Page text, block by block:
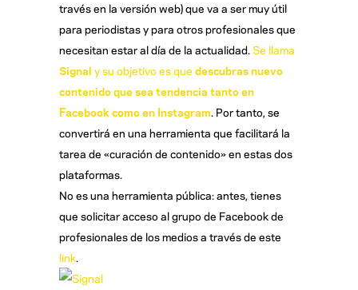
través en la versión web) que va a ser muy útil
para periodistas y para otros profesionales que
necesitan estar al día de la actualidad.Se llama
Signal y su objetivo es que descubras nuevo
contenido que sea tendencia tanto en
Facebook como en Instagram. Por tanto, se
convertirá en una herramienta que facilitará la
tarea de «curación de contenido» en estas dos
plataformas.
No es una herramienta pública: antes, tienes
que solicitar acceso al grupo de Facebook de
profesionales de los medios a través de este
link.